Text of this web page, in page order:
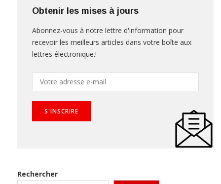
Obtenir les mises à jours
Abonnez-vous à notre lettre d'information pour
recevoir les meilleurs articles dans votre boîte aux
lettres électronique.!
Rechercher